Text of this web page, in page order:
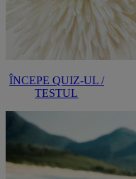
ÎNCEPE QUIZ-UL /
TESTUL